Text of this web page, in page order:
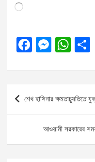
Loading…
F
ce
o
M
se
g
er
W
at
s
A
p
p
Post
navigation
শেখ হাসিনার ক্ষমতাচ্যুতিতে
আওয়ামী সরকারের